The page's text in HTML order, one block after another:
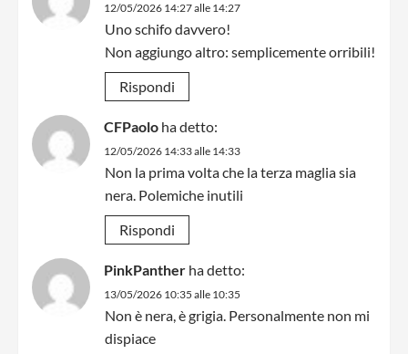
12/05/2026 14:27 alle 14:27
Uno schifo davvero!
Non aggiungo altro: semplicemente orribili!
Rispondi
CFPaolo ha detto:
12/05/2026 14:33 alle 14:33
Non la prima volta che la terza maglia sia
nera. Polemiche inutili
Rispondi
PinkPanther ha detto:
13/05/2026 10:35 alle 10:35
Non è nera, è grigia. Personalmente non mi
dispiace